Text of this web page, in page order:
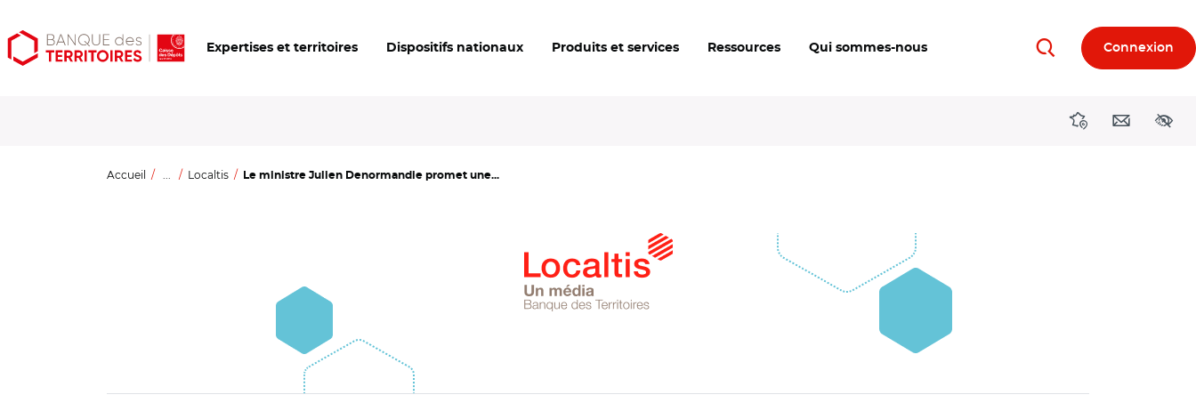
Aller
au
Aller
au
Ouvrir
les
Expertises et territoires Dispositifs nationaux Produits et services Ressources Qui sommes-nous RechercherConnexion
DirectionsContact
Accueil ... Localtis Le ministre Julien Denormandie promet une...